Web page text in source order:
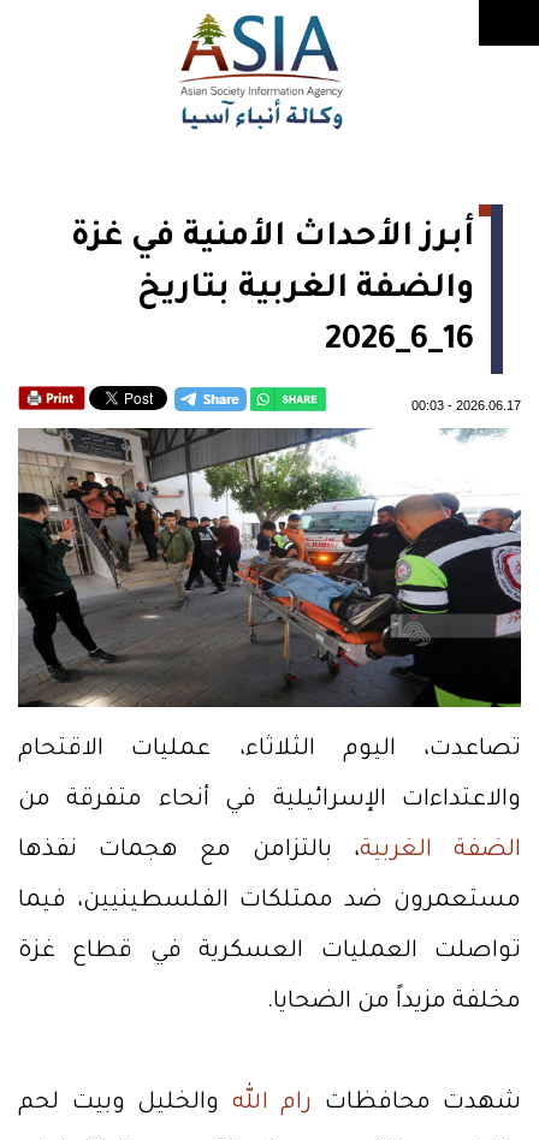
أبرز الأحداث الأمنية في غزة
والضفة الغربية بتاريخ
16_6_2026
2026.06.17
-
00:03
تصاعدت، اليوم الثلاثاء، عمليات الاقتحام
والاعتداءات الإسرائيلية في أنحاء متفرقة من
الضفة الغربية، بالتزامن مع هجمات نفذها
مستعمرون ضد ممتلكات الفلسطينيين، فيما
تواصلت العمليات العسكرية في قطاع غزة
مخلفة مزيداً من الضحايا.
شهدت محافظات رام الله والخليل وبيت لحم